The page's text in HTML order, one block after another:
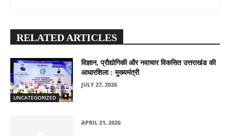
RELATED ARTICLES
UNCATEGORIZED
विज्ञान, प्रौद्योगिकी और नवाचार विकसित उत्तराखंड की
आधारशिला : मुख्यमंत्री
JULY 27, 2026
APRIL 21, 2026